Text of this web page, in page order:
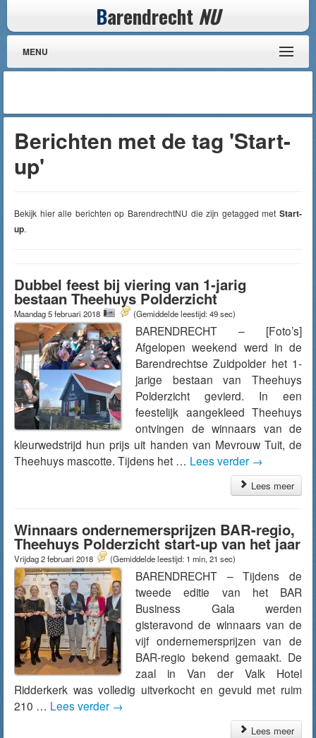
Barendrecht NU
MENU
Berichten met de tag 'Start-
up'
Bekijk hier alle berichten op BarendrechtNU die zijn getagged met Start-
up.
Dubbel feest bij viering van 1-jarig
bestaan Theehuys Polderzicht
Maandag 5 februari 2018 (Gemiddelde leestijd: 49 sec)
BARENDRECHT – [Foto’s]
Afgelopen weekend werd in de
Barendrechtse Zuidpolder het 1-
jarige bestaan van Theehuys
Polderzicht gevierd. In een
feestelijk aangekleed Theehuys
ontvingen de winnaars van de
kleurwedstrijd hun prijs uit handen van Mevrouw Tuit, de
Theehuys mascotte. Tijdens het … Lees verder →
Lees meer
Winnaars ondernemersprijzen BAR-regio,
Theehuys Polderzicht start-up van het jaar
Vrijdag 2 februari 2018 (Gemiddelde leestijd: 1 min, 21 sec)
BARENDRECHT – Tijdens de
tweede editie van het BAR
Business Gala werden
gisteravond de winnaars van de
vijf ondernemersprijzen van de
BAR-regio bekend gemaakt. De
zaal in Van der Valk Hotel
Ridderkerk was volledig uitverkocht en gevuld met ruim
210 … Lees verder →
Lees meer